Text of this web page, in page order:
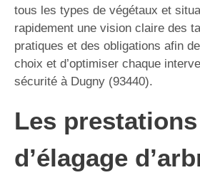
tous les types de végétaux et
rapidement une vision claire des
pratiques et des obligations afin
choix et d’optimiser chaque
sécurité à Dugny (93440).
Les prestations
d’élagage